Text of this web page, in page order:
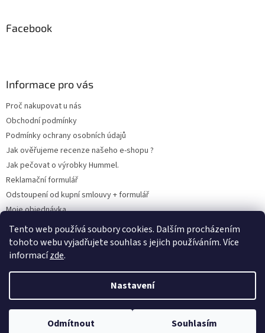
Tento web používá soubory cookies. Dalším procházením
tohoto webu vyjadřujete souhlas s jejich používáním. Více
informacízde.
Nastavení
Odmítnout Souhlasím
Facebook
Informace pro vás
Proč nakupovat u nás
Obchodní podmínky
Podmínky ochrany osobních údajů
Jak ověřujeme recenze našeho e-shopu ?
Jak pečovat o výrobky Hummel.
Reklamační formulář
Odstoupení od kupní smlouvy + formulář
Moje objednávka
Odstoupení od smlouvy
Copyright 2026www.hummel-kluby.cz. Všechna práva vyhrazena.
Upravit nastavení cookies